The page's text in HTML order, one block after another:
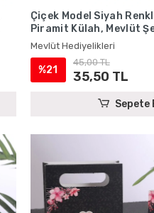
Çiçek Model Siyah
Piramit Külah, Mevlüt
Kürsi Magnet, Karton
Hediyelikleri
Mevlüt Hediyelikleri
%21
45,00 TL
35,50 TL
Sepete